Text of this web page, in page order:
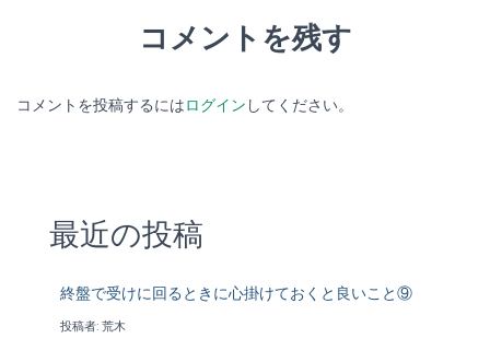
コメントを残す
コメントを投稿するにはログイン してください。
最近の投稿
終盤で受けに回るときに心掛けておくと良いこと⑨
投稿者: 荒木